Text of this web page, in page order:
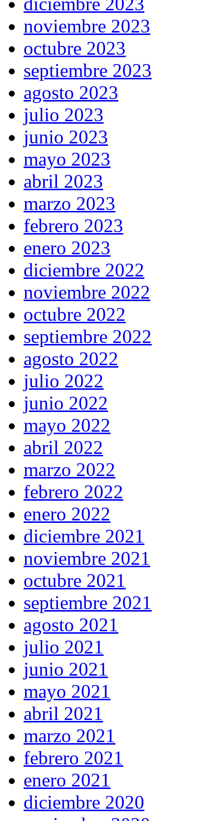
noviembre 2023
octubre 2023
septiembre 2023
agosto 2023
julio 2023
junio 2023
mayo 2023
abril 2023
marzo 2023
febrero 2023
enero 2023
diciembre 2022
noviembre 2022
octubre 2022
septiembre 2022
agosto 2022
julio 2022
junio 2022
mayo 2022
abril 2022
marzo 2022
febrero 2022
enero 2022
diciembre 2021
noviembre 2021
octubre 2021
septiembre 2021
agosto 2021
julio 2021
junio 2021
mayo 2021
abril 2021
marzo 2021
febrero 2021
enero 2021
diciembre 2020